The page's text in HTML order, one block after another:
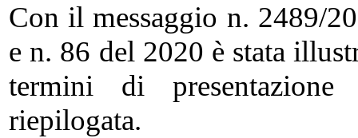
Con il messaggio n. 2489/
e n. 86 del 2020 è stata
termini di
riepilogata.